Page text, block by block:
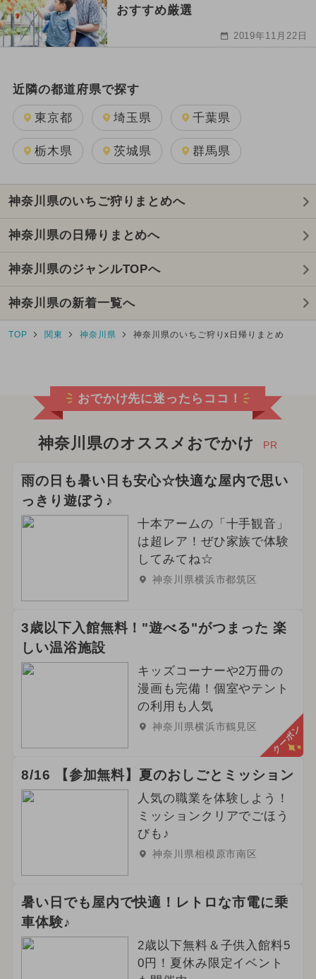
おすすめ厳選
2019年11月22日
近隣の都道府県で探す
東京都 埼玉県 千葉県
栃木県 茨城県 群馬県
神奈川県のいちご狩りまとめへ
神奈川県の日帰りまとめへ
神奈川県のジャンルTOPへ
神奈川県の新着一覧へ
TOP 関東 神奈川県 神奈川県のいちご狩りx日帰りまとめ
おでかけ先に迷ったらココ！
神奈川県のオススメおでかけ PR
雨の日も暑い日も安心☆快適な屋内で思い
っきり遊ぼう♪
十本アームの「十手観音」
は超レア！ぜひ家族で体験
してみてね☆
神奈川県横浜市都筑区
3歳以下入館無料！"遊べる"がつまった 楽
しい温浴施設
キッズコーナーや2万冊の
漫画も完備！個室やテント
の利用も人気
神奈川県横浜市鶴見区 クーポン
8/16 【参加無料】夏のおしごとミッション
人気の職業を体験しよう！
ミッションクリアでごほう
びも♪
神奈川県相模原市南区
暑い日でも屋内で快適！レトロな市電に乗
車体験♪
2歳以下無料＆子供入館料5
0円！夏休み限定イベント